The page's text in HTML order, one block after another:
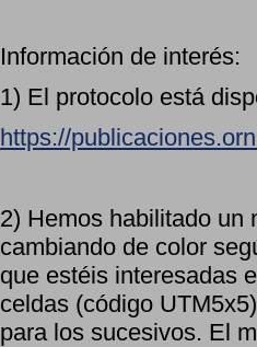
Información de interés:
1) El protocolo está
https://
2) Hemos habilitado un
cambiando de color
que estéis interesadas
celdas (código
para los sucesivos. El